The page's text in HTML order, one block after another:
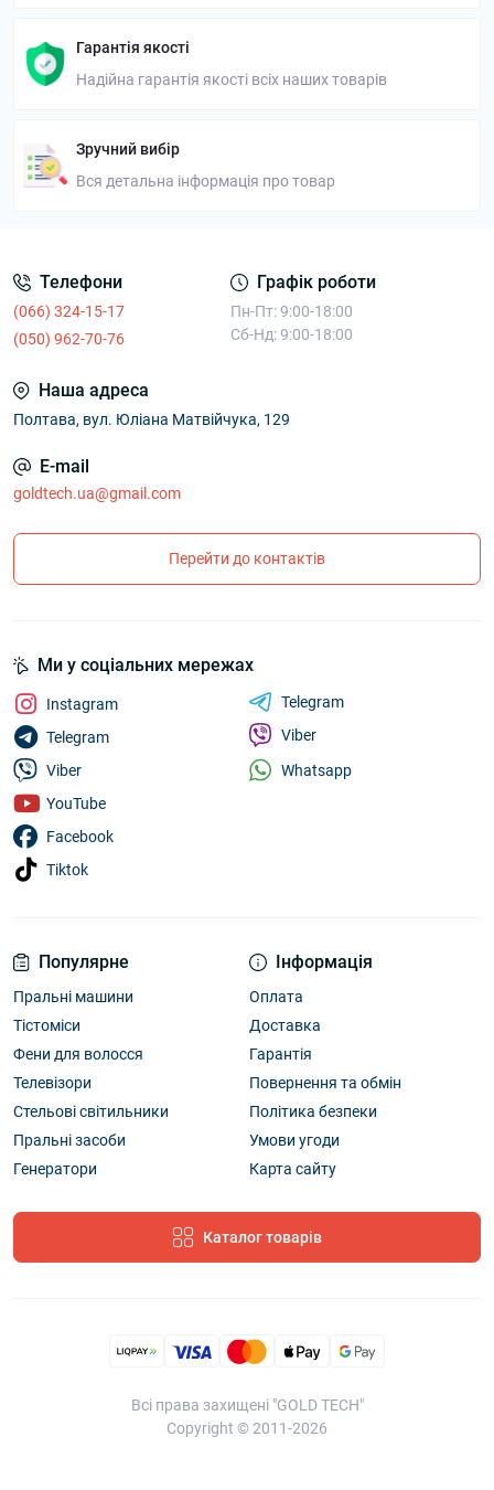
Гарантія якості
Надійна гарантія якості всіх наших товарів
Зручний вибір
Вся детальна інформація про товар
Телефони
(066) 324-15-17
(050) 962-70-76
Графік роботи
Пн-Пт: 9:00-18:00
Сб-Нд: 9:00-18:00
Наша адреса
Полтава, вул. Юліана Матвійчука, 129
E-mail
goldtech.ua@gmail.com
Перейти до контактів
Популярне
Пральні машини
Тістоміси
Фени для волосся
Телевізори
Стельові світильники
Пральні засоби
Генератори
Інформація
Оплата
Доставка
Гарантія
Повернення та обмін
Політика безпеки
Умови угоди
Карта сайту
Каталог товарів
Ми у соціальних мережах
Instagram
Telegram
Viber
YouTube
Facebook
Tiktok
Telegram
Viber
Whatsapp
Всі права захищені "GOLD TECH"
Copyright © 2011-2026